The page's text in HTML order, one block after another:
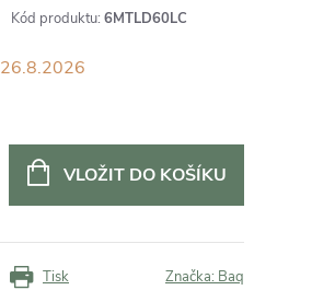
Kód produktu: 6MTLD60LC
26.8.2026
VLOŽIT DO KOŠÍKU
Tisk Značka: Baq